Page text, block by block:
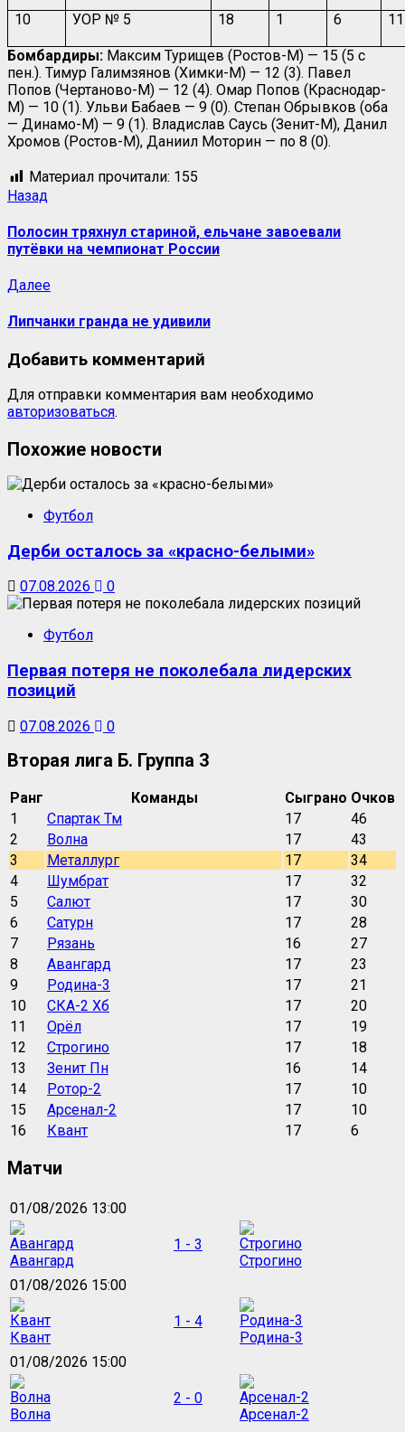
10 УОР № 5 18 1 6 11
Бомбардиры: Максим Турищев (Ростов-М) — 15 (5 с
пен.). Тимур Галимзянов (Химки-М) — 12 (3). Павел
Попов (Чертаново-М) — 12 (4). Омар Попов (Краснодар-
М) — 10 (1). Ульви Бабаев — 9 (0). Степан Обрывков (оба
— Динамо-М) — 9 (1). Владислав Саусь (Зенит-М), Данил
Хромов (Ростов-М), Даниил Моторин — по 8 (0).
Материал прочитали: 155
Назад
Полосин тряхнул стариной, ельчане завоевали
путёвки на чемпионат России
Далее
Липчанки гранда не удивили
Добавить комментарий
Для отправки комментария вам необходимо
авторизоваться.
Похожие новости
Футбол
Дерби осталось за «красно-белыми»
07.08.2026 0
Футбол
Первая потеря не поколебала лидерских
позиций
07.08.2026 0
Вторая лига Б. Группа 3
Ранг Команды Сыграно Очков
1
Спартак Тм 17
46
2
Волна 17
43
3
Металлург 17
34
4
Шумбрат 17
32
5
Салют 17
30
6
Сатурн 17
28
7
Рязань 16
27
8
Авангард 17
23
9
Родина-3 17
21
10
СКА-2 Хб 17
20
11
Орёл 17
19
12
Строгино 17
18
13
Зенит Пн 16
14
14
Ротор-2 17
10
15
Арсенал-2 17
10
16
Квант 17 6
Матчи
01/08/2026 13:00
Авангард
1 - 3
Строгино
01/08/2026 15:00
Квант
1 - 4
Родина-3
01/08/2026 15:00
Волна
2 - 0
Арсенал-2